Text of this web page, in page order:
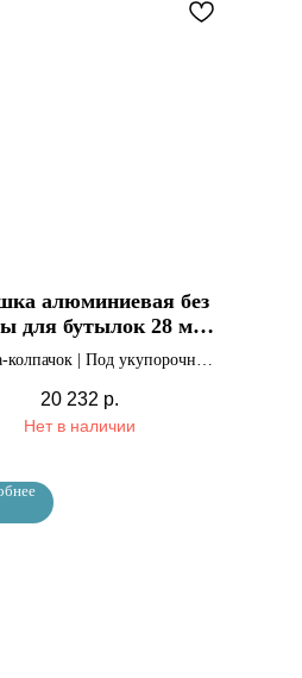
алюминиевая без
для бутылок 28 мм.
Под заказ
| Под укупорочную
20 232 р.
Нет в наличии